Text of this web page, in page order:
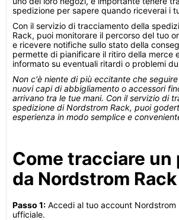
spedizione per sapere quando riceverai i
Con il servizio di tracciamento della
Rack, puoi monitorare il percorso del tuo
e ricevere notifiche sullo stato della
permette di pianificare il ritiro della merce
informato su eventuali ritardi o problemi
Non c'è niente di più eccitante che
nuovi capi di abbigliamento o accessori
arrivano tra le tue mani. Con il servizio di
spedizione di Nordstrom Rack, puoi
esperienza in modo semplice e
Come tracciare un
da Nordstrom Rack
Passo 1: Accedi al tuo account Nordstrom
ufficiale.